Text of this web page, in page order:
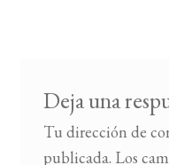
Deja una
Tu dirección de
publicada. Los